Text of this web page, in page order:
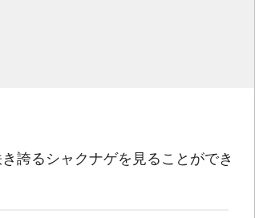
誇るシャクナゲを見ることができ